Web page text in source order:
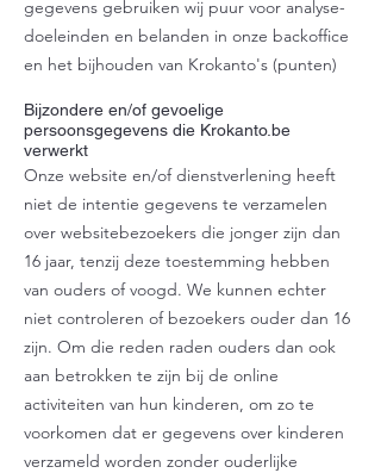
gegevens gebruiken wij puur voor analyse-
doeleinden en belanden in onze backoffice
en het bijhouden van Krokanto's (punten)
Bijzondere en/of gevoelige
persoonsgegevens die Krokanto.be
verwerkt
Onze website en/of dienstverlening heeft
niet de intentie gegevens te verzamelen
over websitebezoekers die jonger zijn dan
16 jaar, tenzij deze toestemming hebben
van ouders of voogd. We kunnen echter
niet controleren of bezoekers ouder dan 16
zijn. Om die reden raden ouders dan ook
aan betrokken te zijn bij de online
activiteiten van hun kinderen, om zo te
voorkomen dat er gegevens over kinderen
verzameld worden zonder ouderlijke